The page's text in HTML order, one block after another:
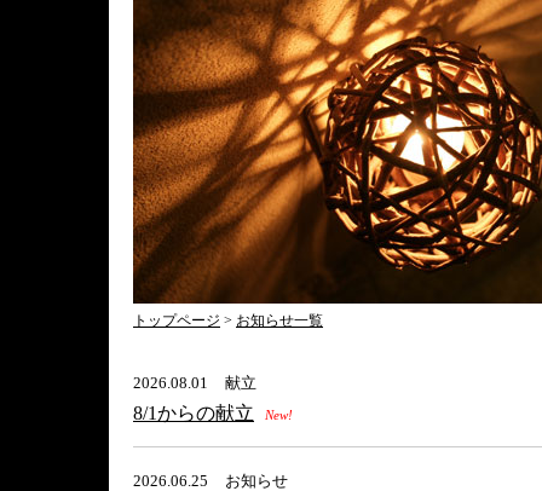
トップページ > お知らせ一覧
2026.08.01 献立
8/1からの献立 New!
2026.06.25 お知らせ